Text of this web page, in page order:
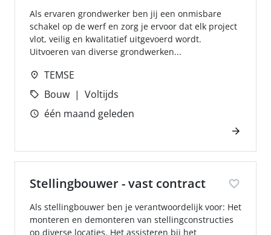
Als ervaren grondwerker ben jij een onmisbare
schakel op de werf en zorg je ervoor dat elk project
vlot, veilig en kwalitatief uitgevoerd wordt.
Uitvoeren van diverse grondwerken...
TEMSE
Bouw
Voltijds
één maand geleden
Stellingbouwer - vast contract
Als stellingbouwer ben je verantwoordelijk voor: Het
monteren en demonteren van stellingconstructies
op diverse locaties. Het assisteren bij het